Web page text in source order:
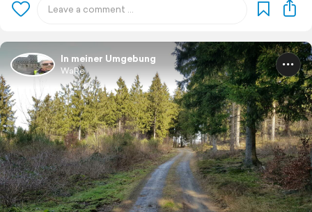
In meiner Umgebung
WaRe